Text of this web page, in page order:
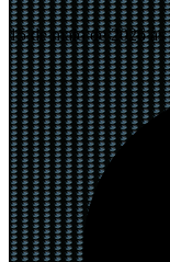
15 de maio de 2026